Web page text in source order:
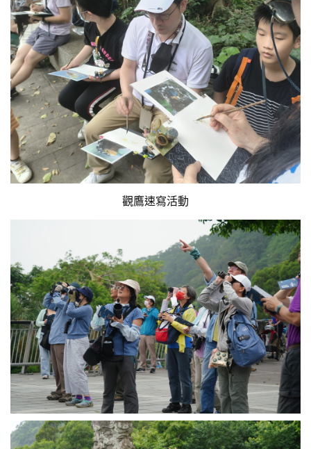
觀鷹速寫活動